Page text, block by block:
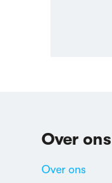
Over ons
Over ons